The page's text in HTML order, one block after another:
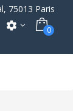
75013 Paris
settings 0